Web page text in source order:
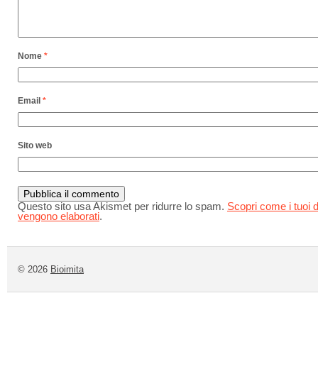
Nome *
Email *
Sito web
Questo sito usa Akismet per ridurre lo spam. Scopri come i tuoi
vengono elaborati.
© 2026 Bioimita